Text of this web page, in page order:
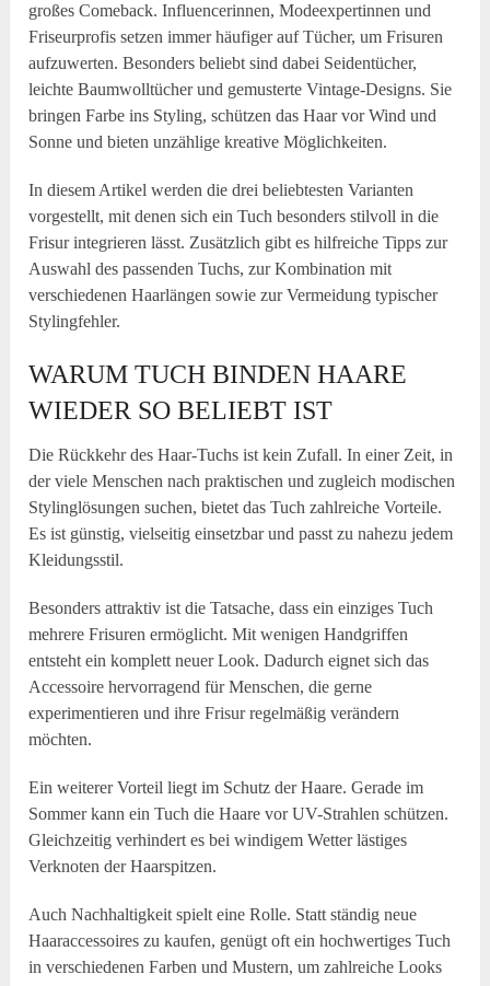
großes Comeback. Influencerinnen, Modeexpertinnen und
Friseurprofis setzen immer häufiger auf Tücher, um Frisuren
aufzuwerten. Besonders beliebt sind dabei Seidentücher,
leichte Baumwolltücher und gemusterte Vintage-Designs. Sie
bringen Farbe ins Styling, schützen das Haar vor Wind und
Sonne und bieten unzählige kreative Möglichkeiten.
In diesem Artikel werden die drei beliebtesten Varianten
vorgestellt, mit denen sich ein Tuch besonders stilvoll in die
Frisur integrieren lässt. Zusätzlich gibt es hilfreiche Tipps zur
Auswahl des passenden Tuchs, zur Kombination mit
verschiedenen Haarlängen sowie zur Vermeidung typischer
Stylingfehler.
WARUM TUCH BINDEN HAARE
WIEDER SO BELIEBT IST
Die Rückkehr des Haar-Tuchs ist kein Zufall. In einer Zeit, in
der viele Menschen nach praktischen und zugleich modischen
Stylinglösungen suchen, bietet das Tuch zahlreiche Vorteile.
Es ist günstig, vielseitig einsetzbar und passt zu nahezu jedem
Kleidungsstil.
Besonders attraktiv ist die Tatsache, dass ein einziges Tuch
mehrere Frisuren ermöglicht. Mit wenigen Handgriffen
entsteht ein komplett neuer Look. Dadurch eignet sich das
Accessoire hervorragend für Menschen, die gerne
experimentieren und ihre Frisur regelmäßig verändern
möchten.
Ein weiterer Vorteil liegt im Schutz der Haare. Gerade im
Sommer kann ein Tuch die Haare vor UV-Strahlen schützen.
Gleichzeitig verhindert es bei windigem Wetter lästiges
Verknoten der Haarspitzen.
Auch Nachhaltigkeit spielt eine Rolle. Statt ständig neue
Haaraccessoires zu kaufen, genügt oft ein hochwertiges Tuch
in verschiedenen Farben und Mustern, um zahlreiche Looks